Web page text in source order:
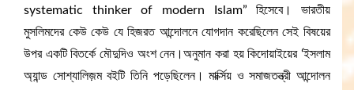
systematic thinker of modern Islam” হিসেবে। ভারতীয়
মুসলিমদের কেউ কেউ যে হিজরত আন্দোলনে যোগদান করেছিলেন সেই বিষয়ের
উপর একটি বিতর্কে মৌদুদিও অংশ নেন।অনুমান করা হয় কিদোয়াইয়ের ‘ইসলাম
অ্যান্ড সোশ্যালিজ়ম বইটি তিনি পড়েছিলেন। মার্ক্সিয় ও সমাজতন্ত্রী আন্দোলন